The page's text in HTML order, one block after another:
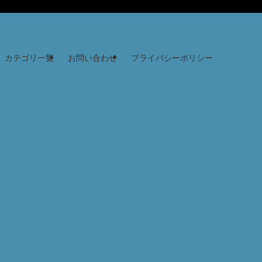
カテゴリ一覧 お問い合わせ プライバシーポリシー